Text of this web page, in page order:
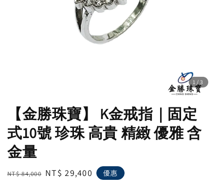
1 /3
【金勝珠寶】 K金戒指｜固定
式10號 珍珠 高貴 精緻 優雅 含
金量
Regular
NT$ 84,000 Sale
NT$ 29,400 優惠